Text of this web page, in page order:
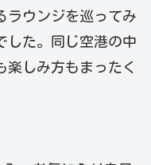
ラウンジを巡ってみ
した。同じ空港の中
楽しみ方もまったく